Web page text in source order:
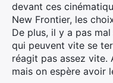
devant ces
New Frontier, les
De plus, il y a pas
qui peuvent vite se
réagit pas assez vite.
mais on espère avoir